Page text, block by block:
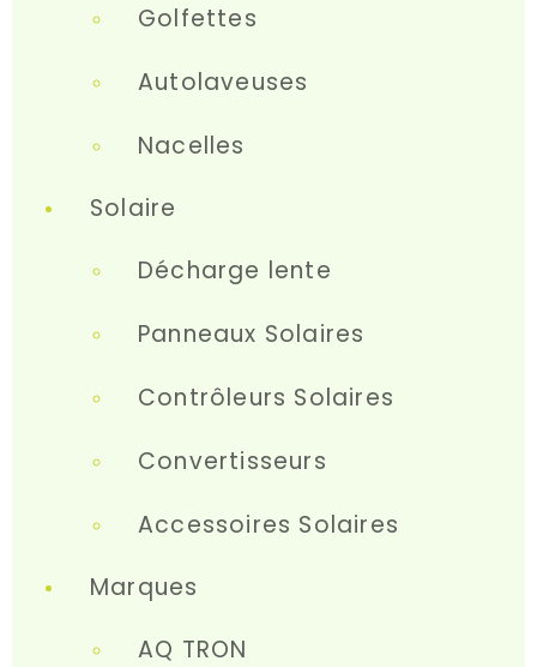
Golfettes
Autolaveuses
Nacelles
Solaire
Décharge lente
Panneaux Solaires
Contrôleurs Solaires
Convertisseurs
Accessoires Solaires
Marques
AQ TRON